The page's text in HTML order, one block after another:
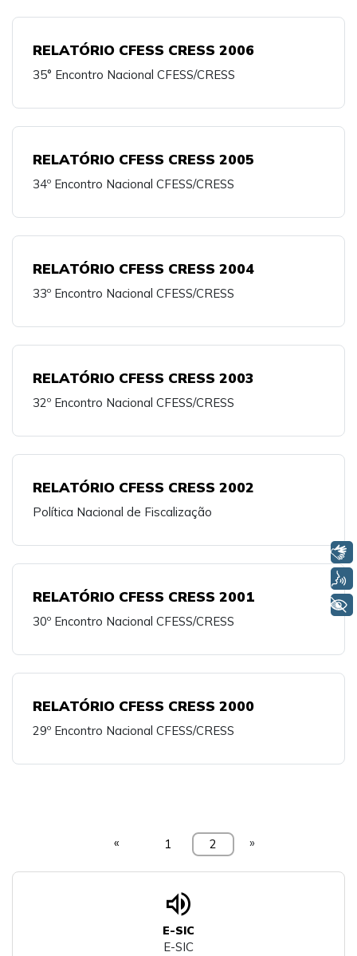
RELATÓRIO CFESS CRESS 2006
35° Encontro Nacional CFESS/CRESS
RELATÓRIO CFESS CRESS 2005
34º Encontro Nacional CFESS/CRESS
RELATÓRIO CFESS CRESS 2004
33º Encontro Nacional CFESS/CRESS
RELATÓRIO CFESS CRESS 2003
32º Encontro Nacional CFESS/CRESS
RELATÓRIO CFESS CRESS 2002
Política Nacional de Fiscalização
RELATÓRIO CFESS CRESS 2001
30º Encontro Nacional CFESS/CRESS
RELATÓRIO CFESS CRESS 2000
29º Encontro Nacional CFESS/CRESS
« 1 2 »
volume_up
E-SIC
E-SIC
+ Acessibilidade